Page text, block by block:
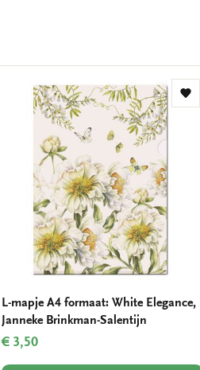
L-mapje A4 formaat: White Elegance,
Janneke Brinkman-Salentijn
€ 3,50